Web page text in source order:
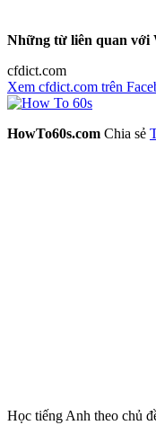
Những từ liên quan
cfdict.com
Xem cfdict.com trên
HowTo60s.com Chia sẻ
Học tiếng Anh theo chủ